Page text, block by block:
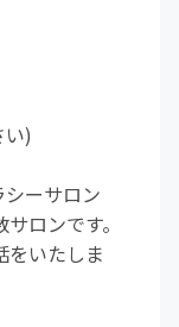
)
ーサロン
ロンです。
をいたしま